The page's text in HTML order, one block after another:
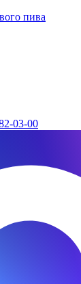
пива
03-00